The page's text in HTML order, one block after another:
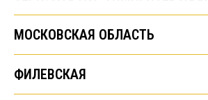
МОСКОВСКАЯ ОБЛАСТЬ
ФИЛЕВСКАЯ